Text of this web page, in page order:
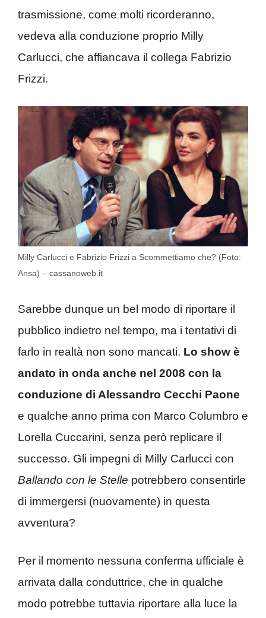
trasmissione, come molti ricorderanno,
vedeva alla conduzione proprio Milly
Carlucci, che affiancava il collega Fabrizio
Frizzi.
Milly Carlucci e Fabrizio Frizzi a Scommettiamo che? (Foto:
Ansa) – cassanoweb.it
Sarebbe dunque un bel modo di riportare il
pubblico indietro nel tempo, ma i tentativi di
farlo in realtà non sono mancati. Lo show è
andato in onda anche nel 2008 con la
conduzione di Alessandro Cecchi Paone
e qualche anno prima con Marco Columbro e
Lorella Cuccarini, senza però replicare il
successo. Gli impegni di Milly Carlucci con
Ballando con le Stelle potrebbero consentirle
di immergersi (nuovamente) in questa
avventura?
Per il momento nessuna conferma ufficiale è
arrivata dalla conduttrice, che in qualche
modo potrebbe tuttavia riportare alla luce la